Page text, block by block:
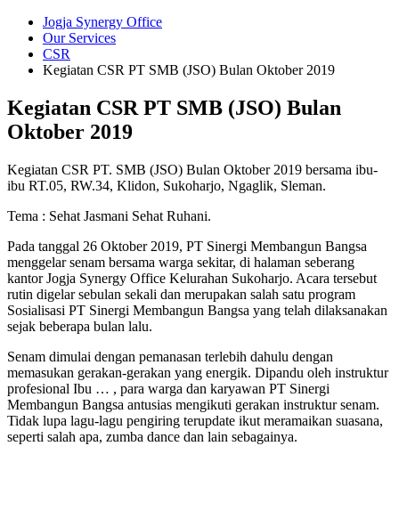
Jogja Synergy Office
Our Services
CSR
Kegiatan CSR PT SMB (JSO) Bulan Oktober 2019
Kegiatan CSR PT SMB (JSO) Bulan
Oktober 2019
Kegiatan CSR PT. SMB (JSO) Bulan Oktober 2019 bersama ibu-
ibu RT.05, RW.34, Klidon, Sukoharjo, Ngaglik, Sleman.
Tema : Sehat Jasmani Sehat Ruhani.
Pada tanggal 26 Oktober 2019, PT Sinergi Membangun Bangsa
menggelar senam bersama warga sekitar, di halaman seberang
kantor Jogja Synergy Office Kelurahan Sukoharjo. Acara tersebut
rutin digelar sebulan sekali dan merupakan salah satu program
Sosialisasi PT Sinergi Membangun Bangsa yang telah dilaksanakan
sejak beberapa bulan lalu.
Senam dimulai dengan pemanasan terlebih dahulu dengan
memasukan gerakan-gerakan yang energik. Dipandu oleh instruktur
profesional Ibu … , para warga dan karyawan PT Sinergi
Membangun Bangsa antusias mengikuti gerakan instruktur senam.
Tidak lupa lagu-lagu pengiring terupdate ikut meramaikan suasana,
seperti salah apa, zumba dance dan lain sebagainya.